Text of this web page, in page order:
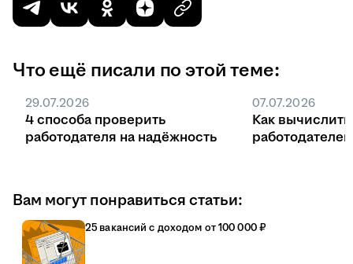
Что ещё писали по этой теме:
29.07.2026
4 способа проверить
работодателя на надёжность
07.07.2026
Как вычислить
Вам могут понравиться статьи:
25 вакансий с доходом от 100 000 ₽